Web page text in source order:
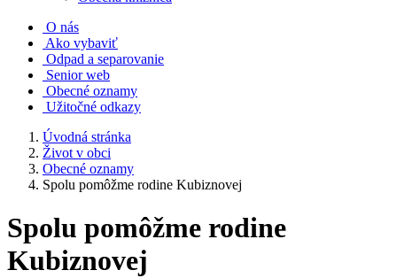
O nás
Ako vybaviť
Odpad a separovanie
Senior web
Obecné oznamy
Užitočné odkazy
Úvodná stránka
Život v obci
Obecné oznamy
Spolu pomôžme rodine Kubiznovej
Spolu pomôžme rodine
Kubiznovej